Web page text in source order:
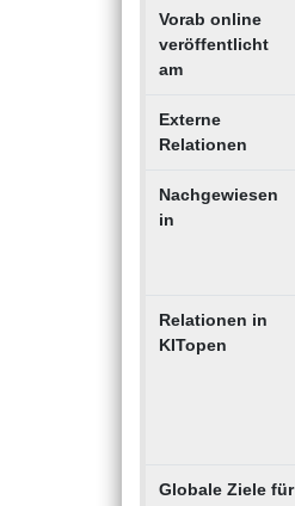
Vorab online
veröffentlicht
am
Externe
Relationen
Nachgewiesen
in
Relationen in
KITopen
Globale Ziele für